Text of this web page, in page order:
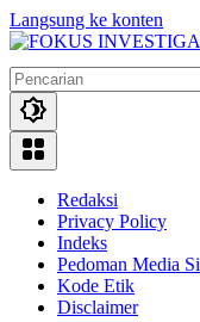
Langsung ke konten
Redaksi
Privacy Policy
Indeks
Pedoman Media
Kode Etik
Disclaimer